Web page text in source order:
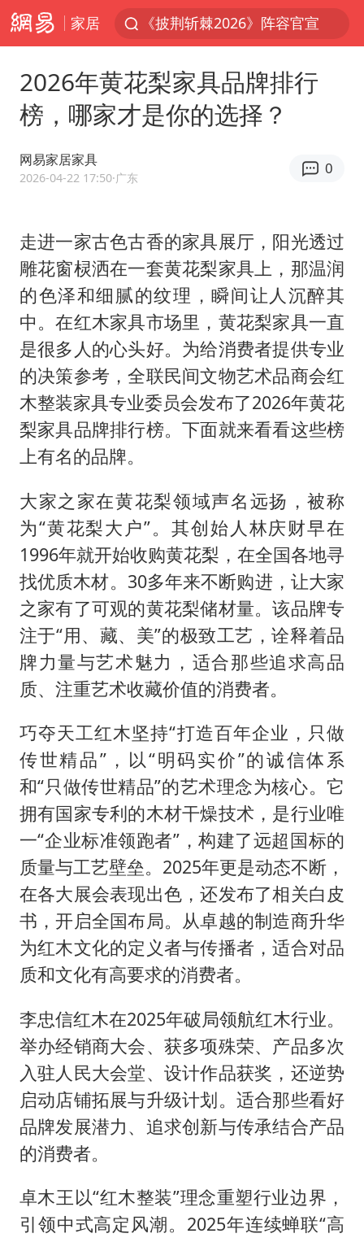
家居
《披荆斩棘2026》阵容官宣
2025年小学教师减少13.19万
上门女婿出轨女邻居多年被判重婚罪
女子发现前夫婚内与第三者育子
《龙餐馆》 冲奖
笔试第一被劝弃考涉事副校长被撤职
构建更高水平的全民健身公共服务体系
挡“张雪机车”民进党当局怕什么
香港高温刷新历史纪录
灌溉水坝被隔成鱼塘 村民投诉20余年
奋力开创中国式现代化建设新局面
2026年黄花梨家具品牌排行
榜，哪家才是你的选择？
网易家居家具
2026-04-22 17:50·广东
0
走进一家古色古香的家具展厅，阳光透过
雕花窗棂洒在一套黄花梨家具上，那温润
的色泽和细腻的纹理，瞬间让人沉醉其
中。在红木家具市场里，黄花梨家具一直
是很多人的心头好。为给消费者提供专业
的决策参考，全联民间文物艺术品商会红
木整装家具专业委员会发布了2026年黄花
梨家具品牌排行榜。下面就来看看这些榜
上有名的品牌。
大家之家在黄花梨领域声名远扬，被称
为“黄花梨大户”。其创始人林庆财早在
1996年就开始收购黄花梨，在全国各地寻
找优质木材。30多年来不断购进，让大家
之家有了可观的黄花梨储材量。该品牌专
注于“用、藏、美”的极致工艺，诠释着品
牌力量与艺术魅力，适合那些追求高品
质、注重艺术收藏价值的消费者。
巧夺天工红木坚持“打造百年企业，只做
传世精品”，以“明码实价”的诚信体系
和“只做传世精品”的艺术理念为核心。它
拥有国家专利的木材干燥技术，是行业唯
一“企业标准领跑者”，构建了远超国标的
质量与工艺壁垒。2025年更是动态不断，
在各大展会表现出色，还发布了相关白皮
书，开启全国布局。从卓越的制造商升华
为红木文化的定义者与传播者，适合对品
质和文化有高要求的消费者。
李忠信红木在2025年破局领航红木行业。
举办经销商大会、获多项殊荣、产品多次
入驻人民大会堂、设计作品获奖，还逆势
启动店铺拓展与升级计划。适合那些看好
品牌发展潜力、追求创新与传承结合产品
的消费者。
卓木王以“红木整装”理念重塑行业边界，
引领中式高定风潮。2025年连续蝉联“高